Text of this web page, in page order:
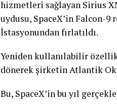
hizmetleri sağlayan Sirius
uydusu, SpaceX’in Falcon-
İstasyonundan fırlatıldı.
Yeniden kullanılabilir
dönerek şirketin Atlantik
Bu, SpaceX’in bu yıl